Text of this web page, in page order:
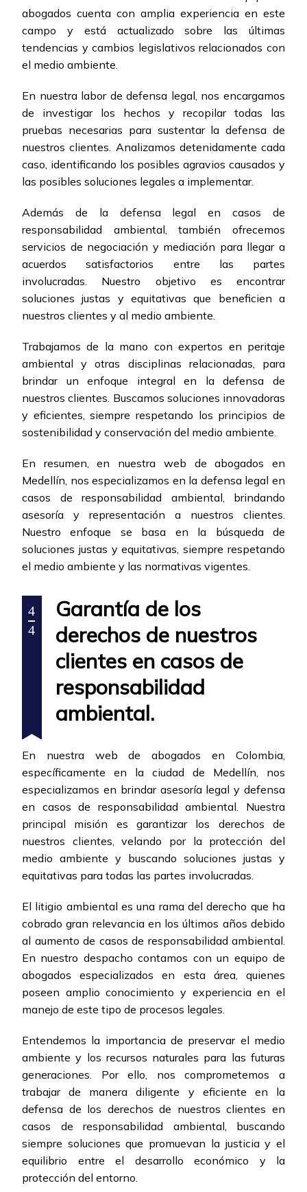
abogados cuenta con amplia experiencia en este
campo y está actualizado sobre las últimas
tendencias y cambios legislativos relacionados con
el medio ambiente.
En nuestra labor de defensa legal, nos encargamos
de investigar los hechos y recopilar todas las
pruebas necesarias para sustentar la defensa de
nuestros clientes. Analizamos detenidamente cada
caso, identificando los posibles agravios causados y
las posibles soluciones legales a implementar.
Además de la defensa legal en casos de
responsabilidad ambiental, también ofrecemos
servicios de negociación y mediación para llegar a
acuerdos satisfactorios entre las partes
involucradas. Nuestro objetivo es encontrar
soluciones justas y equitativas que beneficien a
nuestros clientes y al medio ambiente.
Trabajamos de la mano con expertos en peritaje
ambiental y otras disciplinas relacionadas, para
brindar un enfoque integral en la defensa de
nuestros clientes. Buscamos soluciones innovadoras
y eficientes, siempre respetando los principios de
sostenibilidad y conservación del medio ambiente.
En resumen, en nuestra web de abogados en
Medellín, nos especializamos en la defensa legal en
casos de responsabilidad ambiental, brindando
asesoría y representación a nuestros clientes.
Nuestro enfoque se basa en la búsqueda de
soluciones justas y equitativas, siempre respetando
el medio ambiente y las normativas vigentes.
4
4
Garantía de los
derechos de nuestros
clientes en casos de
responsabilidad
ambiental.
En nuestra web de abogados en Colombia,
específicamente en la ciudad de Medellín, nos
especializamos en brindar asesoría legal y defensa
en casos de responsabilidad ambiental. Nuestra
principal misión es garantizar los derechos de
nuestros clientes, velando por la protección del
medio ambiente y buscando soluciones justas y
equitativas para todas las partes involucradas.
El litigio ambiental es una rama del derecho que ha
cobrado gran relevancia en los últimos años debido
al aumento de casos de responsabilidad ambiental.
En nuestro despacho contamos con un equipo de
abogados especializados en esta área, quienes
poseen amplio conocimiento y experiencia en el
manejo de este tipo de procesos legales.
Entendemos la importancia de preservar el medio
ambiente y los recursos naturales para las futuras
generaciones. Por ello, nos comprometemos a
trabajar de manera diligente y eficiente en la
defensa de los derechos de nuestros clientes en
casos de responsabilidad ambiental, buscando
siempre soluciones que promuevan la justicia y el
equilibrio entre el desarrollo económico y la
protección del entorno.